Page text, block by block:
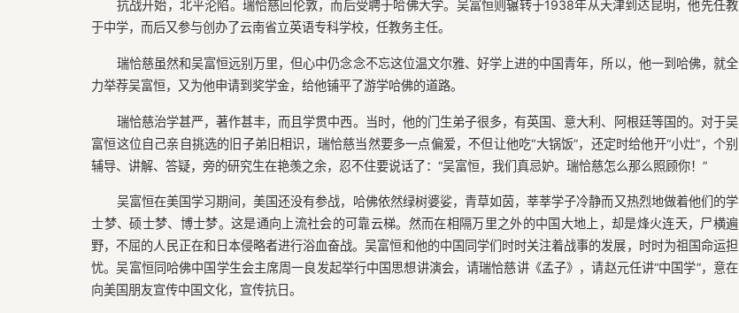
抗战开始，北平沦陷。瑞恰慈回伦敦，而后受聘于哈佛大学。吴富恒则辗转于1938年从天津到达昆明，他先任教
于中学，而后又参与创办了云南省立英语专科学校，任教务主任。
瑞恰慈虽然和吴富恒远别万里，但心中仍念念不忘这位温文尔雅、好学上进的中国青年，所以，他一到哈佛，就全
力举荐吴富恒，又为他申请到奖学金，给他铺平了游学哈佛的道路。
瑞恰慈治学甚严，著作甚丰，而且学贯中西。当时，他的门生弟子很多，有英国、意大利、阿根廷等国的。对于吴
富恒这位自己亲自挑选的旧子弟旧相识，瑞恰慈当然要多一点偏爱，不但让他吃“大锅饭”，还定时给他开“小灶”，个别
辅导、讲解、答疑，旁的研究生在艳羡之余，忍不住要说话了：“吴富恒，我们真忌妒。瑞恰慈怎么那么照顾你！”
吴富恒在美国学习期间，美国还没有参战，哈佛依然绿树婆娑，青草如茵，莘莘学子冷静而又热烈地做着他们的学
士梦、硕士梦、博士梦。这是通向上流社会的可靠云梯。然而在相隔万里之外的中国大地上，却是烽火连天，尸横遍
野，不屈的人民正在和日本侵略者进行浴血奋战。吴富恒和他的中国同学们时时关注着战事的发展，时时为祖国命运担
忧。吴富恒同哈佛中国学生会主席周一良发起举行中国思想讲演会，请瑞恰慈讲《孟子》，请赵元任讲“中国学”，意在
向美国朋友宣传中国文化，宣传抗日。